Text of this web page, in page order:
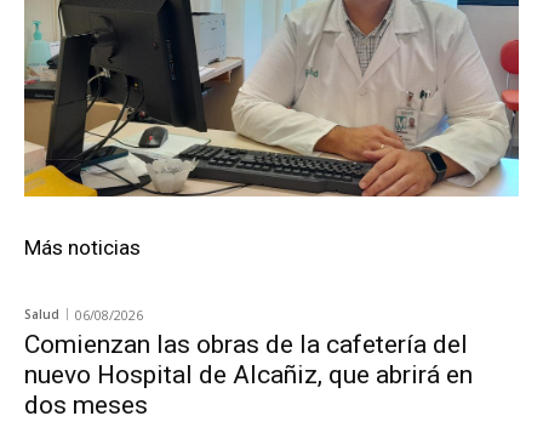
Más noticias
Salud 06/08/2026
Comienzan las obras de la cafetería del
nuevo Hospital de Alcañiz, que abrirá en
dos meses